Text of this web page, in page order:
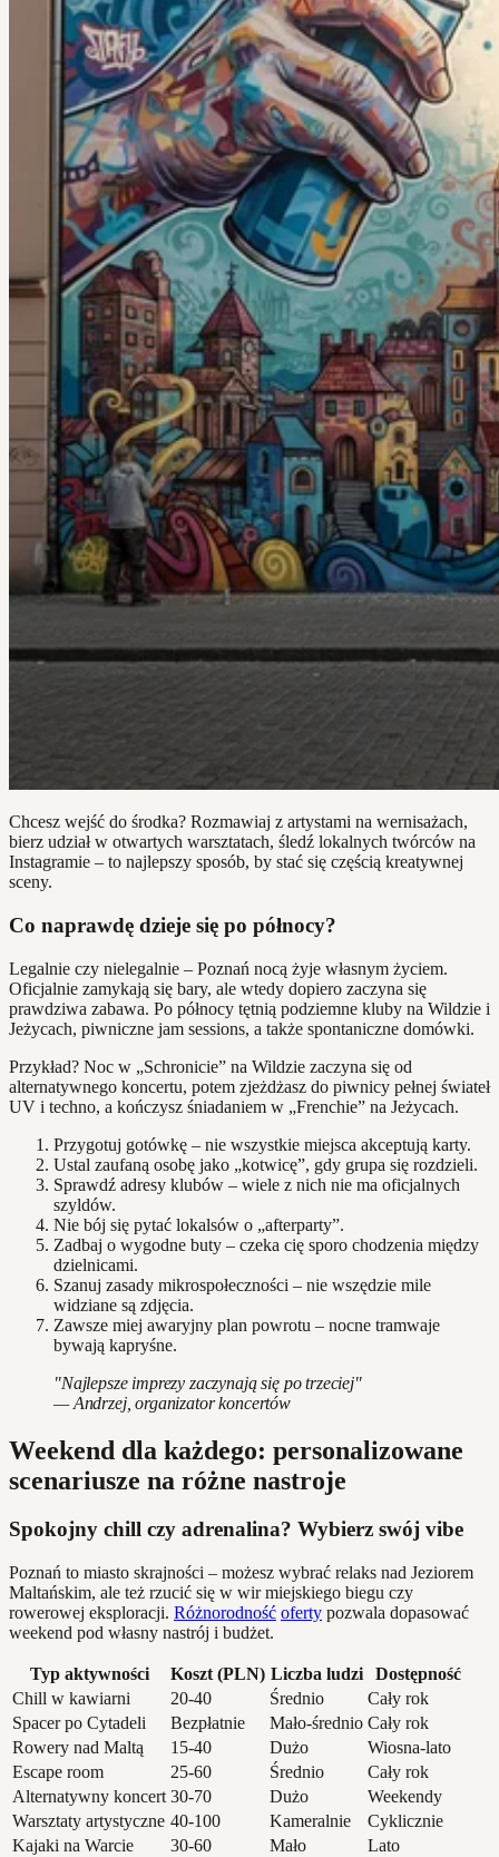
Chcesz wejść do środka? Rozmawiaj z artystami na wernisażach,
bierz udział w otwartych warsztatach, śledź lokalnych twórców na
Instagramie – to najlepszy sposób, by stać się częścią kreatywnej
sceny.
Co naprawdę dzieje się po północy?
Legalnie czy nielegalnie – Poznań nocą żyje własnym życiem.
Oficjalnie zamykają się bary, ale wtedy dopiero zaczyna się
prawdziwa zabawa. Po północy tętnią podziemne kluby na Wildzie i
Jeżycach, piwniczne jam sessions, a także spontaniczne domówki.
Przykład? Noc w „Schronicie” na Wildzie zaczyna się od
alternatywnego koncertu, potem zjeżdżasz do piwnicy pełnej świateł
UV i techno, a kończysz śniadaniem w „Frenchie” na Jeżycach.
Przygotuj gotówkę – nie wszystkie miejsca akceptują karty.
Ustal zaufaną osobę jako „kotwicę”, gdy grupa się rozdzieli.
Sprawdź adresy klubów – wiele z nich nie ma oficjalnych
szyldów.
Nie bój się pytać lokalsów o „afterparty”.
Zadbaj o wygodne buty – czeka cię sporo chodzenia między
dzielnicami.
Szanuj zasady mikrospołeczności – nie wszędzie mile
widziane są zdjęcia.
Zawsze miej awaryjny plan powrotu – nocne tramwaje
bywają kapryśne.
"Najlepsze imprezy zaczynają się po trzeciej"
— Andrzej, organizator koncertów
Weekend dla każdego: personalizowane
scenariusze na różne nastroje
Spokojny chill czy adrenalina? Wybierz swój vibe
Poznań to miasto skrajności – możesz wybrać relaks nad Jeziorem
Maltańskim, ale też rzucić się w wir miejskiego biegu czy
rowerowej eksploracji. Różnorodność oferty pozwala dopasować
weekend pod własny nastrój i budżet.
Typ aktywności Koszt (PLN) Liczba ludzi
Dostępność
Chill w kawiarni
20-40 Średnio
Cały rok
Spacer po Cytadeli
Bezpłatnie Mało-średnio Cały rok
Rowery nad Maltą
15-40 Dużo
Wiosna-lato
Escape room
25-60 Średnio
Cały rok
Alternatywny koncert 30-70 Dużo
Weekendy
Warsztaty artystyczne 40-100 Kameralnie
Cyklicznie
Kajaki na Warcie
30-60 Mało
Lato